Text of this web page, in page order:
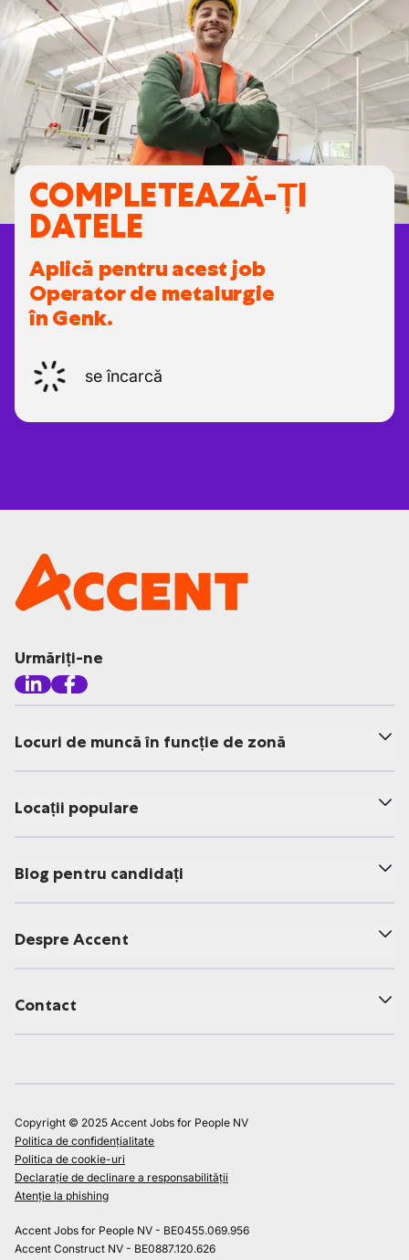
COMPLETEAZĂ-ȚI
DATELE
Aplică pentru acest job
Operator de metalurgie
în Genk.
se încarcă
Urmăriți-ne
Locuri de muncă în funcție de zonă
Locații populare
Blog pentru candidați
Despre Accent
Contact
Copyright © 2025 Accent Jobs for People NV
Politica de confidențialitate
Politica de cookie-uri
Declarație de declinare a responsabilității
Atenție la phishing
Accent Jobs for People NV - BE0455.069.956
Accent Construct NV - BE0887.120.626